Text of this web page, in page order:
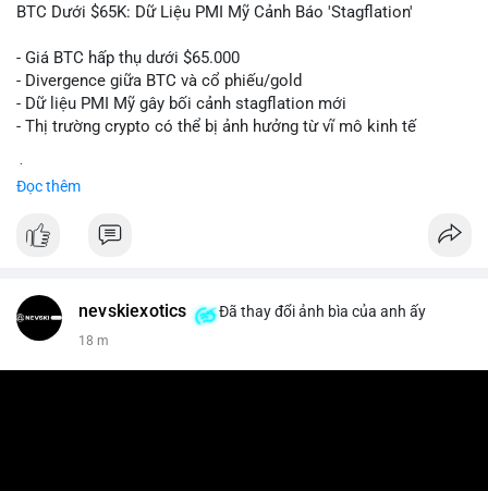
BTC Dưới $65K: Dữ Liệu PMI Mỹ Cảnh Báo 'Stagflation'
- Giá BTC hấp thụ dưới $65.000
- Divergence giữa BTC và cổ phiếu/gold
- Dữ liệu PMI Mỹ gây bối cảnh stagflation mới
- Thị trường crypto có thể bị ảnh hưởng từ vĩ mô kinh tế
Đọc thêm
nevskiexotics Đã thay đổi ảnh bìa của anh ấy
18 m